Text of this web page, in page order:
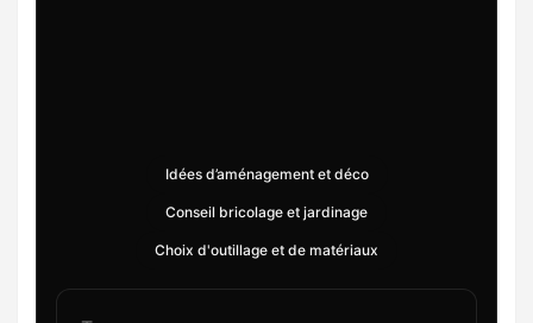
Idées d’aménagement et déco
Conseil bricolage et jardinage
Choix d'outillage et de matériaux